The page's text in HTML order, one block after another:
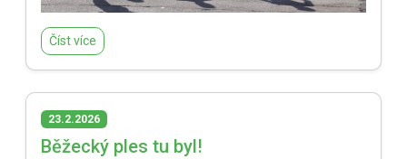
Číst více
23.2.2026
Běžecký ples tu byl!